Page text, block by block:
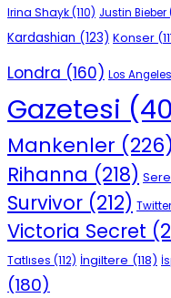
Irina Shayk(110) Justin Bieber
Kardashian (123) Konser
Londra (160) Los Angeles
Gazetesi
Mankenler (226)
Rihanna (218)
Survivor (212) Twitter
Victoria Secret
Tatlıses (112) İngiltere (118)
(180)